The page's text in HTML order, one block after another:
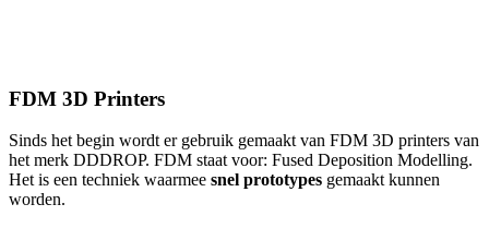
FDM 3D Printers
Sinds het begin wordt er gebruik gemaakt van FDM 3D printers van
het merk DDDROP. FDM staat voor: Fused Deposition Modelling.
Het is een techniek waarmee snel prototypes gemaakt kunnen
worden.